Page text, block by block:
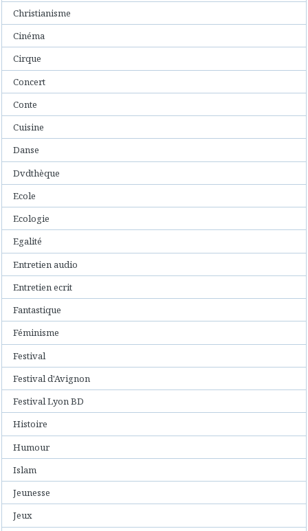
Christianisme
Cinéma
Cirque
Concert
Conte
Cuisine
Danse
Dvdthèque
Ecole
Ecologie
Egalité
Entretien audio
Entretien ecrit
Fantastique
Féminisme
Festival
Festival d'Avignon
Festival Lyon BD
Histoire
Humour
Islam
Jeunesse
Jeux